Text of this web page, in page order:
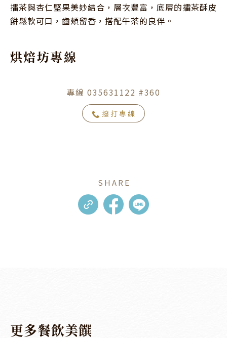
擂茶與杏仁堅果美妙結合，層次豐富，底層的擂茶酥皮
餅鬆軟可口，齒頰留香，搭配午茶的良伴。
烘焙坊專線
專線 035631122 #360
撥打專線
SHARE
更多餐飲美饌